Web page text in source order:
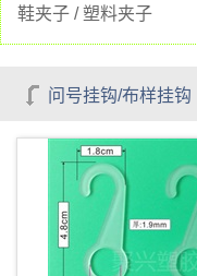
鞋夹子 / 塑料夹子
问号挂钩/布样挂钩